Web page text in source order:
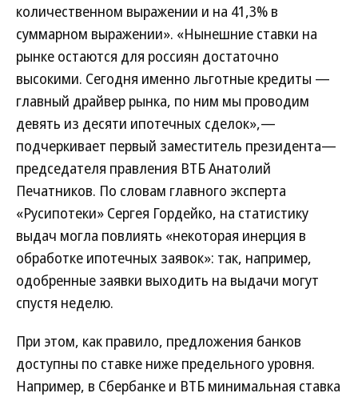
количественном выражении и на 41,3% в
суммарном выражении». «Нынешние ставки на
рынке остаются для россиян достаточно
высокими. Сегодня именно льготные кредиты —
главный драйвер рынка, по ним мы проводим
девять из десяти ипотечных сделок»,—
подчеркивает первый заместитель президента—
председателя правления ВТБ Анатолий
Печатников. По словам главного эксперта
«Русипотеки» Сергея Гордейко, на статистику
выдач могла повлиять «некоторая инерция в
обработке ипотечных заявок»: так, например,
одобренные заявки выходить на выдачи могут
спустя неделю.
При этом, как правило, предложения банков
доступны по ставке ниже предельного уровня.
Например, в Сбербанке и ВТБ минимальная ставка